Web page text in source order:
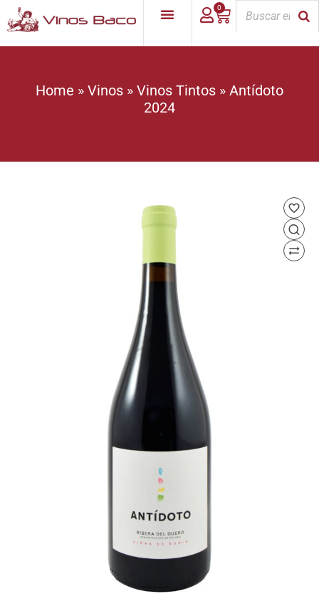
0
Home » Vinos » Vinos Tintos » Antídoto
2024